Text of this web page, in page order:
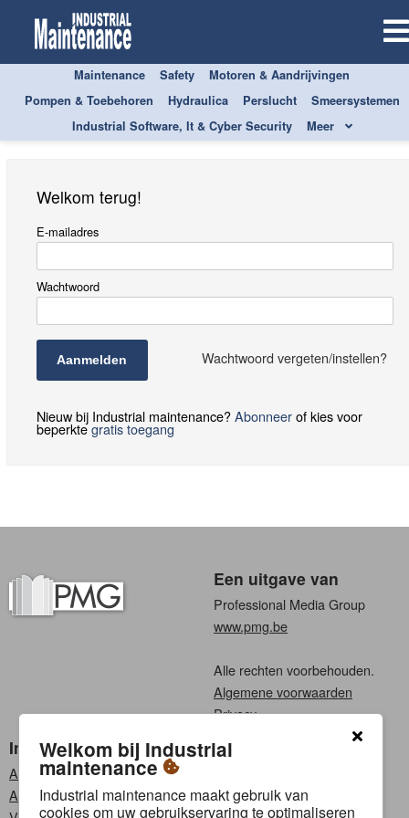
Maintenance Safety
Motoren & Aandrijvingen
Pompen & Toebehoren
Hydraulica Perslucht
Smeersystemen
Industrial Software, It & Cyber Security
Meer
Aanmelden
Welkom terug!
E-mailadres
Wachtwoord
Aanmelden Wachtwoord vergeten/instellen?
Nieuw bij Industrial maintenance?Abonneerof kies voor
beperktegratis toegang
Een uitgave van
Professional Media Group
www.pmg.be
Alle rechten voorbehouden.
Algemene voorwaarden
Privacy
Industrial maintenance
Abonneren
Adverteren
Kies een taal
Frans
Welkom bij Industrial
maintenance
Industrial maintenance maakt gebruik van
cookies om uw gebruikservaring te optimaliseren